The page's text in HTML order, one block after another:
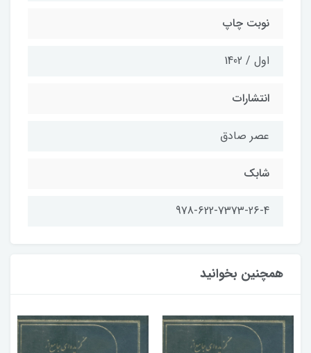
نوبت چاپ
اول / 1402
انتشارات
عصر صادق
شابك
978-622-7373-26-4
همچنین بخوانید